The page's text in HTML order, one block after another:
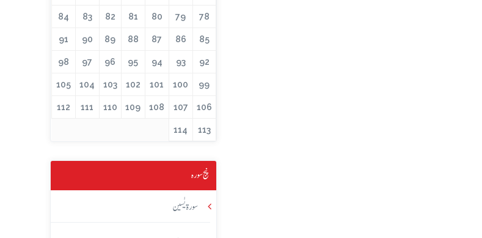
78
79
80
81
82
83
84
85
86
87
88
89
90
91
92
93
94
95
96
97
98
99
100
101
102
103
104
105
106
107
108
109
110
111
112
113
114
پنج سورہ
سورۃ یٰسین